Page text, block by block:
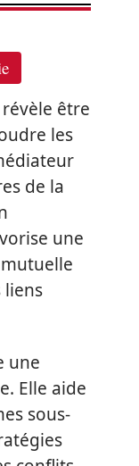
révèle être
les
de la
une
liens
une
Elle aide
sous-